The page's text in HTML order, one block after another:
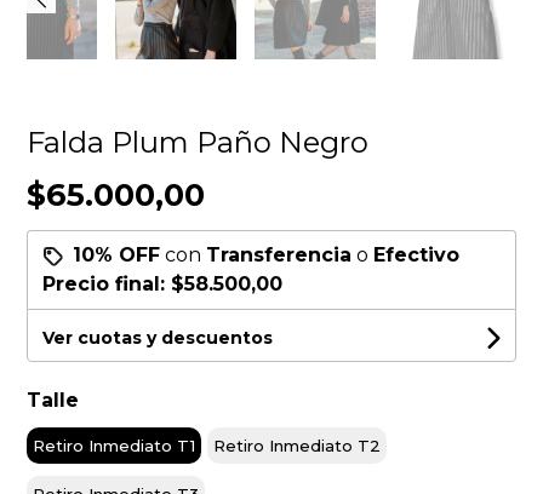
Falda Plum Paño Negro
$65.000,00
10% OFF con Transferencia o Efectivo
Precio final: $58.500,00
Ver cuotas y descuentos
Talle
Retiro Inmediato T1 Retiro Inmediato T2